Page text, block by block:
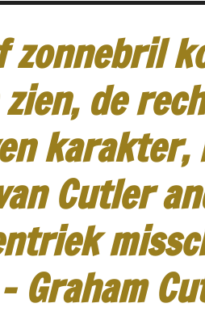
zonnebril
de
karakter,
Cutler
- Graham